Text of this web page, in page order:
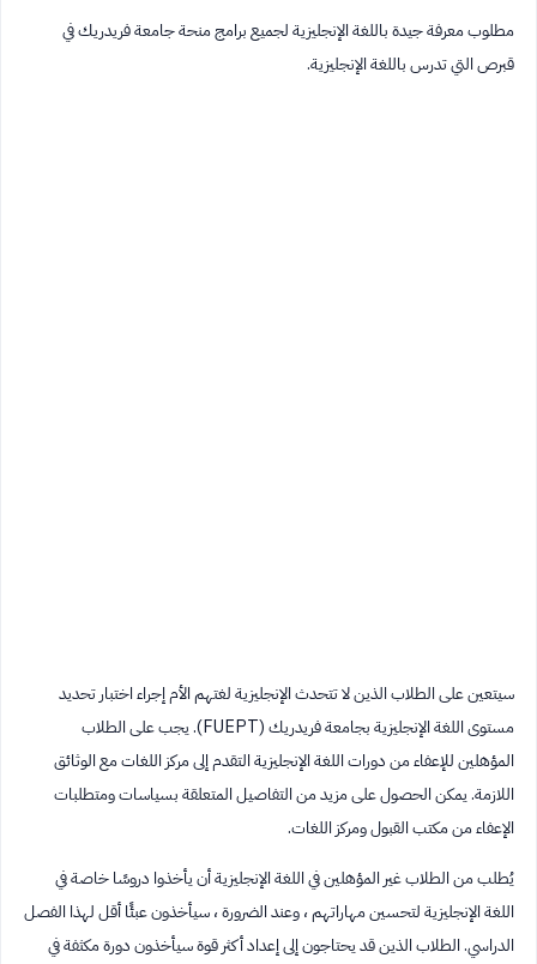
مطلوب معرفة جيدة باللغة الإنجليزية لجميع برامج منحة جامعة فريدريك في
قبرص التي تدرس باللغة الإنجليزية.
سيتعين على الطلاب الذين لا تتحدث الإنجليزية لغتهم الأم إجراء اختبار تحديد
مستوى اللغة الإنجليزية بجامعة فريدريك (FUEPT). يجب على الطلاب
المؤهلين للإعفاء من دورات اللغة الإنجليزية التقدم إلى مركز اللغات مع الوثائق
اللازمة. يمكن الحصول على مزيد من التفاصيل المتعلقة بسياسات ومتطلبات
الإعفاء من مكتب القبول ومركز اللغات.
يُطلب من الطلاب غير المؤهلين في اللغة الإنجليزية أن يأخذوا دروسًا خاصة في
اللغة الإنجليزية لتحسين مهاراتهم ، وعند الضرورة ، سيأخذون عبئًا أقل لهذا الفصل
الدراسي. الطلاب الذين قد يحتاجون إلى إعداد أكثر قوة سيأخذون دورة مكثفة في